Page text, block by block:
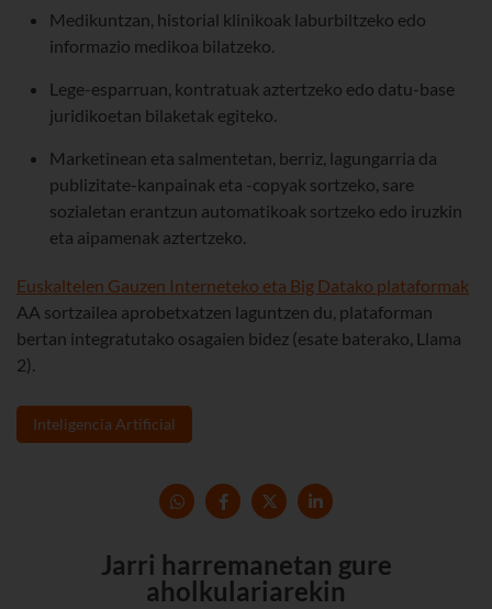
Medikuntzan, historial klinikoak laburbiltzeko edo
informazio medikoa bilatzeko.
Lege-esparruan, kontratuak aztertzeko edo datu-base
juridikoetan bilaketak egiteko.
Marketinean eta salmentetan, berriz, lagungarria da
publizitate-kanpainak eta -copyak sortzeko, sare
sozialetan erantzun automatikoak sortzeko edo iruzkin
eta aipamenak aztertzeko.
Euskaltelen Gauzen Interneteko eta Big Datako plataformak
AA sortzailea aprobetxatzen laguntzen du, plataforman
bertan integratutako osagaien bidez (esate baterako, Llama
2).
Inteligencia Artificial
Jarri harremanetan gure
aholkulariarekin